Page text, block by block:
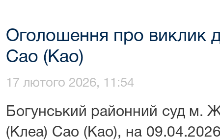
Оголошення про виклик
Cao (Као)
17 лютого 2026, 11:54
Богунський районний суд м.
(Клеа) Cao (Као), на